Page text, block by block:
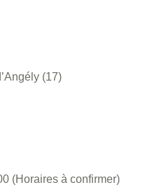
(17)
(Horaires à confirmer)